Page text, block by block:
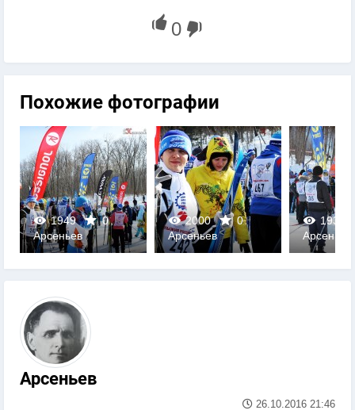
Похожие фотографии
1949
0
0
Арсеньев
2000
0
0
Арсеньев
1937
0
Арсеньев
Арсеньев
26.10.2016 21:46